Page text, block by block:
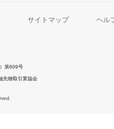
サイトマップ ヘル
第609号
先物取引業協会